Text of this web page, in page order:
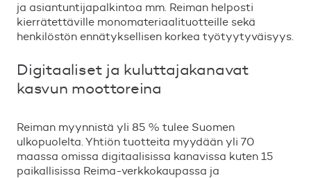
ja asiantuntijapalkintoa mm. Reiman helposti
kierrätettäville monomateriaalituotteille sekä
henkilöstön ennätyksellisen korkea työtyytyväisyys.
Digitaaliset ja kuluttajakanavat
kasvun moottoreina
Reiman myynnistä yli 85 % tulee Suomen
ulkopuolelta. Yhtiön tuotteita myydään yli 70
maassa omissa digitaalisissa kanavissa kuten 15
paikallisissa Reima-verkkokaupassa ja